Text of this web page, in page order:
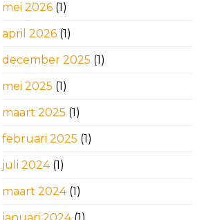
mei 2026 (1)
april 2026 (1)
december 2025 (1)
mei 2025 (1)
maart 2025 (1)
februari 2025 (1)
juli 2024(1)
maart 2024(1)